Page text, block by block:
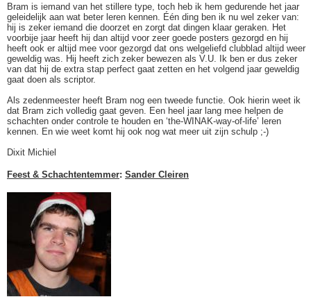
Bram is iemand van het stillere type, toch heb ik hem gedurende het jaar
geleidelijk aan wat beter leren kennen. Één ding ben ik nu wel zeker van:
hij is zeker iemand die doorzet en zorgt dat dingen klaar geraken. Het
voorbije jaar heeft hij dan altijd voor zeer goede posters gezorgd en hij
heeft ook er altijd mee voor gezorgd dat ons welgeliefd clubblad altijd weer
geweldig was. Hij heeft zich zeker bewezen als V.U. Ik ben er dus zeker
van dat hij de extra stap perfect gaat zetten en het volgend jaar geweldig
gaat doen als scriptor.
Als zedenmeester heeft Bram nog een tweede functie. Ook hierin weet ik
dat Bram zich volledig gaat geven. Een heel jaar lang mee helpen de
schachten onder controle te houden en ‘the-WINAK-way-of-life’ leren
kennen. En wie weet komt hij ook nog wat meer uit zijn schulp ;-)
Dixit Michiel
Feest & Schachtentemmer: Sander Cleiren